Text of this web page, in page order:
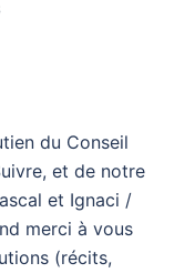
du Conseil
et de notre
et Ignaci /
merci à vous
(récits,